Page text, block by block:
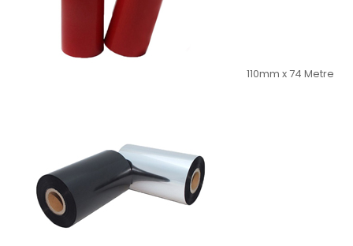
110mm x 74 Metre